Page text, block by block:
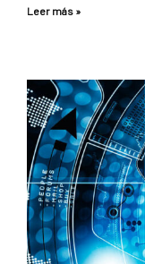
Leer más »